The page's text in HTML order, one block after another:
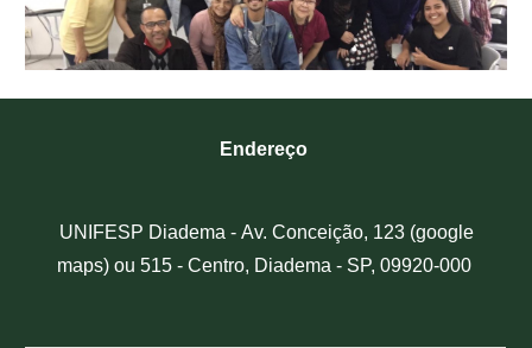
Endereço
UNIFESP Diadema - Av. Conceição, 123 (google
maps) ou 515 - Centro, Diadema - SP, 09920-000